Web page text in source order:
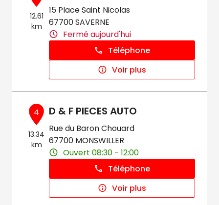
12.61
km
15 Place Saint Nicolas
67700 SAVERNE
Fermé aujourd'hui
Téléphone
Voir plus
4
13.34
km
D & F PIECES AUTO
Rue du Baron Chouard
67700 MONSWILLER
Ouvert 08:30 - 12:00
Téléphone
Voir plus